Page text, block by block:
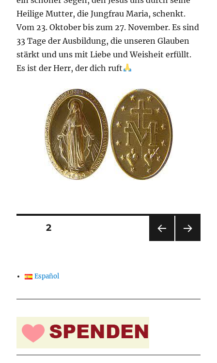
Heilige Mutter, die Jungfrau Maria, schenkt.
Vom 23. Oktober bis zum 27. November. Es sind
33 Tage der Ausbildung, die unseren Glauben
stärkt und uns mit Liebe und Weisheit erfüllt.
Es ist der Herr, der dich ruft
Seitennummerierung
Beiträge
SEITE2
Español